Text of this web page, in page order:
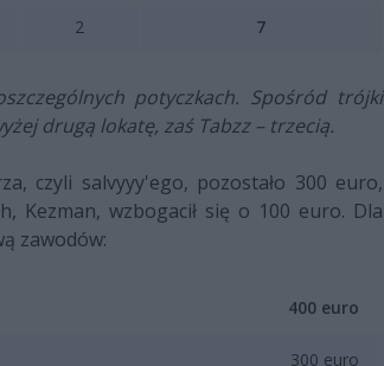
2 7
potyczkach. Spośród trójki
drugą lokatę, zaś Tabzz – trzecią.
czyli salvyyy'ego, pozostało 300 euro,
Kezman, wzbogacił się o 100 euro. Dla
zawodów:
400 euro
300 euro